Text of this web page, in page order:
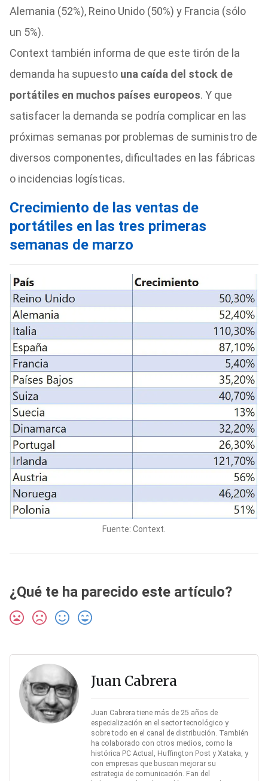
Alemania (52%), Reino Unido (50%) y Francia (sólo
un 5%).
Context también informa de que este tirón de la
demanda ha supuesto una caída del stock de
portátiles en muchos países europeos. Y que
satisfacer la demanda se podría complicar en las
próximas semanas por problemas de suministro de
diversos componentes, dificultades en las fábricas
o incidencias logísticas.
Crecimiento de las ventas de
portátiles en las tres primeras
semanas de marzo
Fuente: Context.
¿Qué te ha parecido este artículo?
Juan Cabrera
Juan Cabrera tiene más de 25 años de
especialización en el sector tecnológico y
sobre todo en el canal de distribución. También
ha colaborado con otros medios, como la
histórica PC Actual, Huffington Post y Xataka, y
con empresas que buscan mejorar su
estrategia de comunicación. Fan del